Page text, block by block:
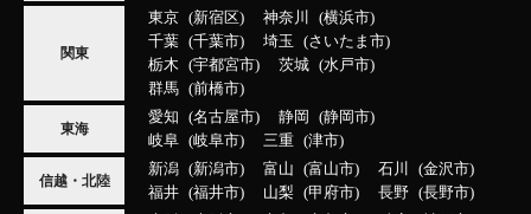
関東
東京 新宿区 神奈川
横浜市
千葉
千葉市 埼玉
さいたま市
栃木
宇都宮市 茨城
水戸市
群馬
前橋市
東海
愛知 名古屋市 静岡
静岡市
岐阜
岐阜市 三重 津市
信越・北陸
新潟 新潟市 富山 富山市 石川
金沢市
福井
福井市 山梨 甲府市 長野 長野市